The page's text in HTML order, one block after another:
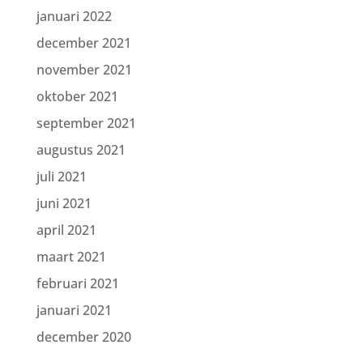
januari 2022
december 2021
november 2021
oktober 2021
september 2021
augustus 2021
juli 2021
juni 2021
april 2021
maart 2021
februari 2021
januari 2021
december 2020